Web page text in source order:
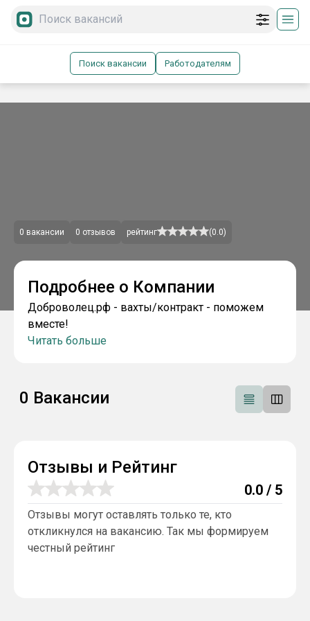
Поиск вакансии Работодателям
0 вакансии 0 отзывов рейтинг (0.0)
Подробнее о Компании
Доброволец.рф - вахты/контракт - поможем
вместе!
Читать больше
0 Вакансии
Отзывы и Рейтинг
0.0 / 5
Отзывы могут оставлять только те, кто
откликнулся на вакансию. Так мы формируем
честный рейтинг